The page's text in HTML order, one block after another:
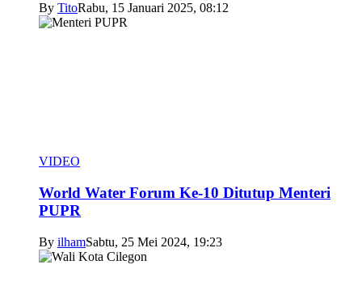
By TitoRabu, 15 Januari 2025, 08:12
VIDEO
World Water Forum Ke-10 Ditutup Menteri
PUPR
By ilhamSabtu, 25 Mei 2024, 19:23